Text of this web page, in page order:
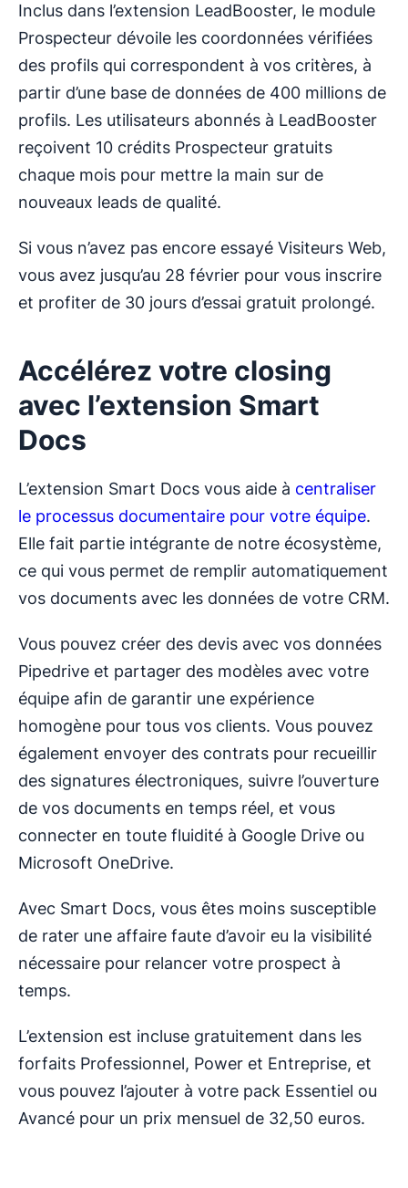
Inclus dans l’extension LeadBooster, le module
Prospecteur dévoile les coordonnées vérifiées
des profils qui correspondent à vos critères, à
partir d’une base de données de 400 millions de
profils. Les utilisateurs abonnés à LeadBooster
reçoivent 10 crédits Prospecteur gratuits
chaque mois pour mettre la main sur de
nouveaux leads de qualité.
Si vous n’avez pas encore essayé Visiteurs Web,
vous avez jusqu’au 28 février pour vous inscrire
et profiter de 30 jours d’essai gratuit prolongé.
Accélérez votre closing
avec l’extension Smart
Docs
L’extension Smart Docs vous aide à centraliser
le processus documentaire pour votre équipe.
Elle fait partie intégrante de notre écosystème,
ce qui vous permet de remplir automatiquement
vos documents avec les données de votre CRM.
Vous pouvez créer des devis avec vos données
Pipedrive et partager des modèles avec votre
équipe afin de garantir une expérience
homogène pour tous vos clients. Vous pouvez
également envoyer des contrats pour recueillir
des signatures électroniques, suivre l’ouverture
de vos documents en temps réel, et vous
connecter en toute fluidité à Google Drive ou
Microsoft OneDrive.
Avec Smart Docs, vous êtes moins susceptible
de rater une affaire faute d’avoir eu la visibilité
nécessaire pour relancer votre prospect à
temps.
L’extension est incluse gratuitement dans les
forfaits Professionnel, Power et Entreprise, et
vous pouvez l’ajouter à votre pack Essentiel ou
Avancé pour un prix mensuel de 32,50 euros.